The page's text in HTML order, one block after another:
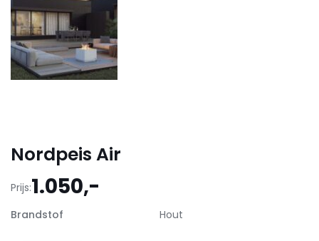
Nordpeis Air
Prijs:1.050,-
Brandstof Hout